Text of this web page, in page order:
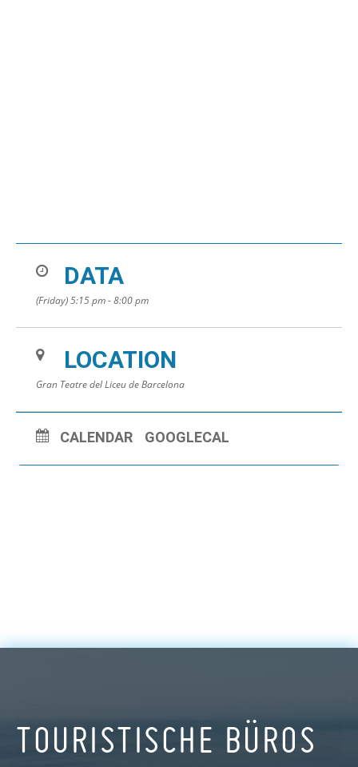
DATA
(Friday) 5:15 pm - 8:00 pm
LOCATION
Gran Teatre del Liceu de Barcelona
CALENDAR GOOGLECAL
TOURISTISCHE BÜROS